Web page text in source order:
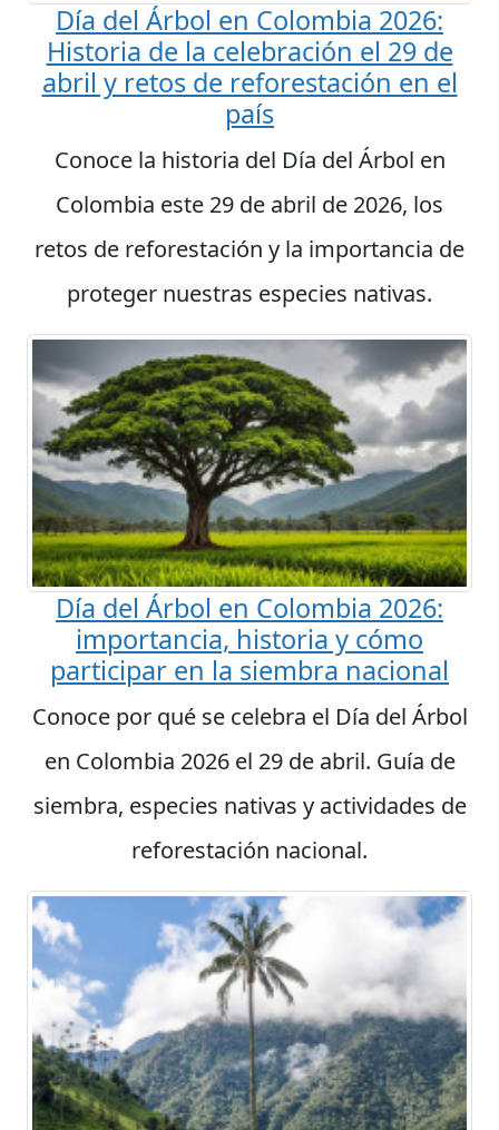
Día del Árbol en Colombia 2026:
Historia de la celebración el 29 de
abril y retos de reforestación en el
país
Conoce la historia del Día del Árbol en
Colombia este 29 de abril de 2026, los
retos de reforestación y la importancia de
proteger nuestras especies nativas.
Día del Árbol en Colombia 2026:
importancia, historia y cómo
participar en la siembra nacional
Conoce por qué se celebra el Día del Árbol
en Colombia 2026 el 29 de abril. Guía de
siembra, especies nativas y actividades de
reforestación nacional.